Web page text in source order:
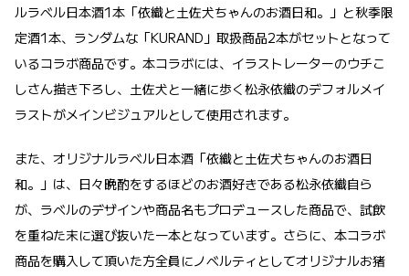
ルラベル日本酒1本「依織と土佐犬ちゃんのお酒日和。」と秋季限
定酒1本、ランダムな「KURAND」取扱商品2本がセットとなって
いるコラボ商品です。本コラボには、イラストレーターのウチこ
しさん描き下ろし、土佐犬と一緒に歩く松永依織のデフォルメイ
ラストがメインビジュアルとして使用されます。
また、オリジナルラベル日本酒「依織と土佐犬ちゃんのお酒日
和。」は、日々晩酌をするほどのお酒好きである松永依織自ら
が、ラベルのデザインや商品名もプロデュースした商品で、試飲
を重ねた末に選び抜いた一本となっています。 さらに、本コラボ
商品を購入して頂いた方全員にノベルティとしてオリジナルお猪